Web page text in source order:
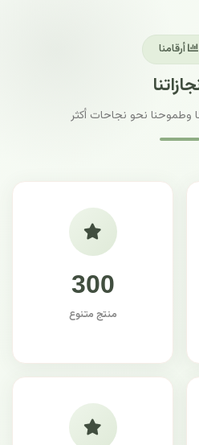
أرقامنا
وطموحنا نحو نجاحات أكثر
300
منتج متنوع